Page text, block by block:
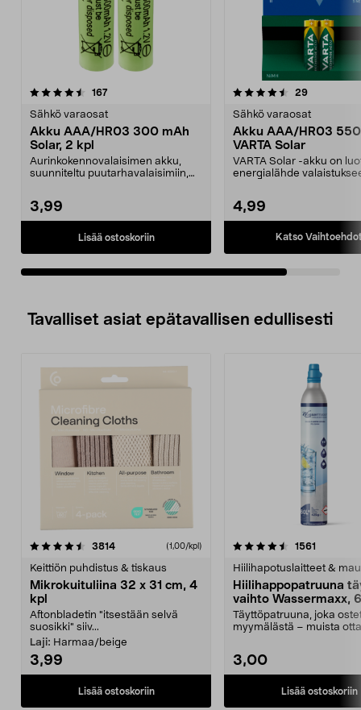
167arvostelut
Sähkö varaosat
Akku AAA/HR03 300 mAh
Solar, 2 kpl
Aurinkokennovalaisimen akku,
suunniteltu puutarhavalaisimiin,
3,99
Lisää ostoskoriin
4.5viidestä
29arvostelut
Sähkö varaosat
Akku AAA/HR03
VARTA Solar
VARTA Solar -akku on
energialähde
4,99
Katso
Tavalliset asiat epätavallisen edullisesti
3814arvostelut (1,00/kpl)
Keittiön puhdistus & tiskaus
Mikrokuituliina 32 x 31 cm, 4
kpl
Aftonbladetin "itsestään selvä
suosikki" siiv...
Laji: Harmaa/beige
3,99
Lisää ostoskoriin
4.5viidestä
1561
Hiilihapotuslaitteet &
Hiilihappopatruuna
vaihto Wassermaxx,
Täyttöpatruuna, joka
myymälästä – muista
3,00
Lisää ostoskoriin
4.5viidestä